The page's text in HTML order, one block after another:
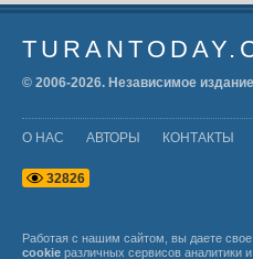
© 2006-2026. Независимое
О НАС АВТОРЫ КОНТАКТЫ
32826
Работая с нашим сайтом, вы даете
cookie различных сервисов аналитики